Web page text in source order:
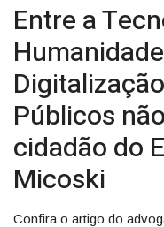
Entre a
Públicos
cidadão do
Micoski
Confira o artigo do